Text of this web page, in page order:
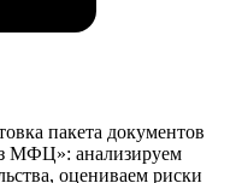
пакета документов
МФЦ»: анализируем
оцениваем риски